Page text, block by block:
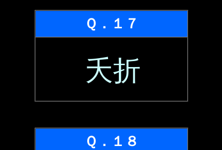
Ｑ．１７
夭折
Ｑ．１８